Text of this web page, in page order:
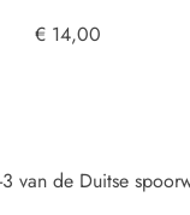
€ 14,00
van de Duitse